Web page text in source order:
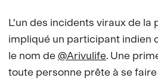
L'un des incidents viraux de la
impliqué un participant indien
le nom de@Arivulife. Une
toute personne prête à se